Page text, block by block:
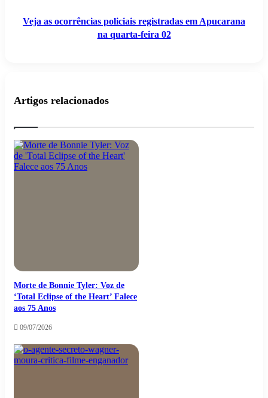
Veja as ocorrências policiais registradas em Apucarana
na quarta-feira 02
Artigos relacionados
Morte de Bonnie Tyler: Voz de
‘Total Eclipse of the Heart’ Falece
aos 75 Anos
09/07/2026